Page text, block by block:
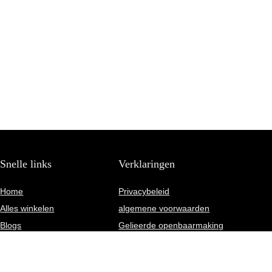
Snelle links
Home
Alles winkelen
Blogs
Verklaringen
Privacybeleid
algemene voorwaarden
Gelieerde openbaarmaking